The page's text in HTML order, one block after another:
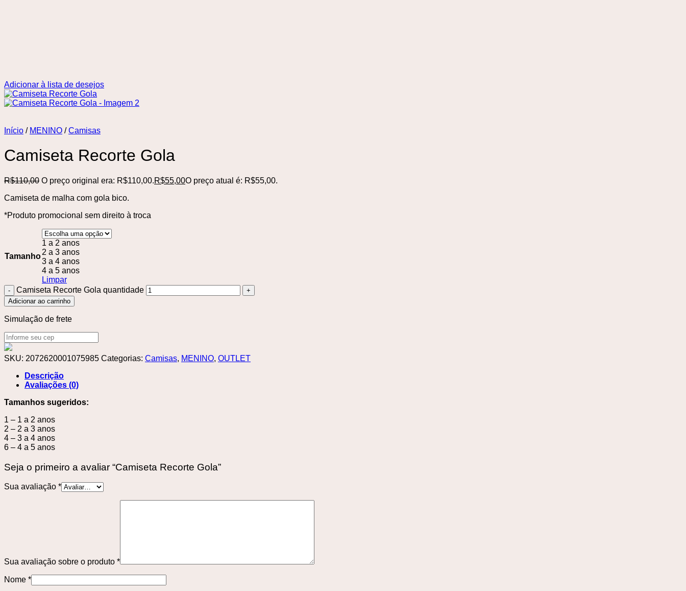
Adicionar à lista de desejos
Início / MENINO / Camisas
Camiseta Recorte Gola
R$110,00 O preço original era: R$110,00.R$55,00O preço atual é: R$55,00.
Camiseta de malha com gola bico.
*Produto promocional sem direito à troca
Tamanho
1 a 2 anos
2 a 3 anos
3 a 4 anos
4 a 5 anos
Limpar
Camiseta Recorte Gola quantidade
Adicionar ao carrinho
Simulação de frete
SKU: 2072620001075985 Categorias: Camisas, MENINO, OUTLET
Descrição
Avaliações (0)
Tamanhos sugeridos:
1 – 1 a 2 anos
2 – 2 a 3 anos
4 – 3 a 4 anos
6 – 4 a 5 anos
Seja o primeiro a avaliar “Camiseta Recorte Gola”
Sua avaliação *
Sua avaliação sobre o produto *
Nome *